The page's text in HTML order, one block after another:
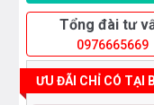
Tổng đài tư
0976665669
ƯU ĐÃI CHỈ CÓ TẠI